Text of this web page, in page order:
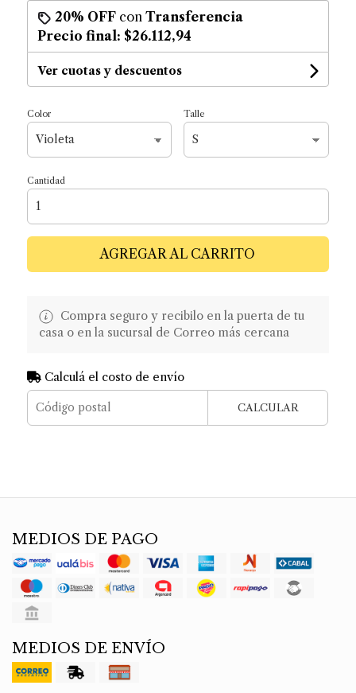
20% OFFcon Transferencia
Precio final: $26.112,94
Ver cuotas y descuentos
Color Talle
Cantidad
AGREGAR AL CARRITO
Compra seguro y recibilo en la puerta de tu
casa o en la sucursal de Correo más cercana
Calculá el costo de envío
CALCULAR
MEDIOS DE PAGO
MEDIOS DE ENVÍO